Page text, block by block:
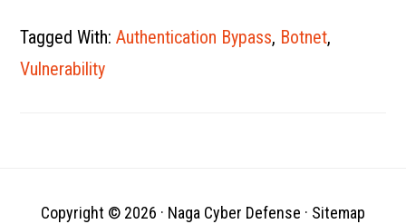
menjadikan server bagian dari
botnet yang mencuri kata
sandi dan informasi sensitif
lainnya. WebLogic adalah
Tagged With:Authentication Bypass, Botnet,
Vulnerability
Copyright © 2026 · Naga Cyber Defense · Sitemap